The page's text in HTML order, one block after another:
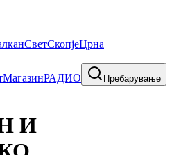
СветСкопјеЦрна
МагазинРАДИО Пребарување
И